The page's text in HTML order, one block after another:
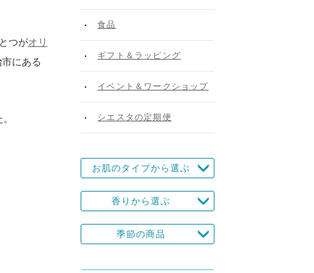
つがオリ
にある
食品
ギフト＆ラッピング
イベント＆ワークショップ
シエスタの定期便
お肌のタイプから選ぶ
香りから選ぶ
季節の商品